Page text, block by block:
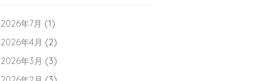
2026年7月 (1)
2026年4月 (2)
2026年3月 (3)